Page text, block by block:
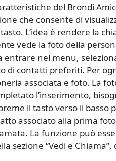
del Brondi
che consente di
L’idea è rendere la
vede la foto della
nel menu,
di contatti preferiti. Per
associata e foto. La
l’inserimento,
il tasto verso il basso
associato alla prima
La funzione può
sezione “Vedi e